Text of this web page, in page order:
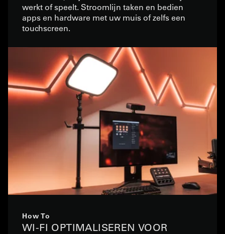
werkt of speelt. Stroomlijn taken en bedien
apps en hardware met uw muis of zelfs een
touchscreen.
How To
WI-FI OPTIMALISEREN VOOR